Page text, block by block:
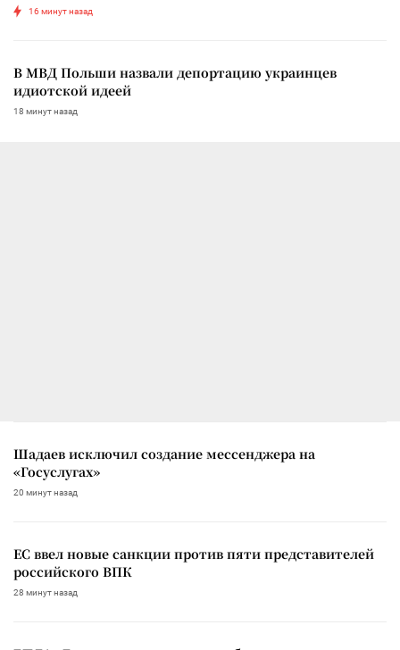
16 минут назад
В МВД Польши назвали депортацию украинцев
идиотской идеей
18 минут назад
Шадаев исключил создание мессенджера на
«Госуслугах»
20 минут назад
ЕС ввел новые санкции против пяти представителей
российского ВПК
28 минут назад